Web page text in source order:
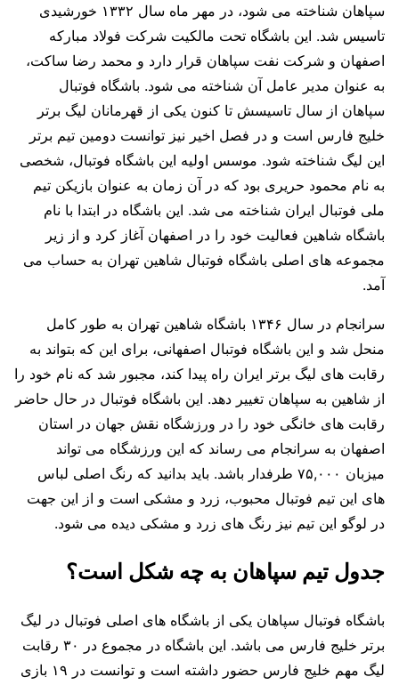
سپاهان شناخته می شود، در مهر ماه سال ۱۳۳۲ خورشیدی
تاسیس شد. این باشگاه تحت مالکیت شرکت فولاد مبارکه
اصفهان و شرکت نفت سپاهان قرار دارد و محمد رضا ساکت،
به عنوان مدیر عامل آن شناخته می شود. باشگاه فوتبال
سپاهان از سال تاسیسش تا کنون یکی از قهرمانان لیگ برتر
خلیج فارس است و در فصل اخیر نیز توانست دومین تیم برتر
این لیگ شناخته شود. موسس اولیه این باشگاه فوتبال، شخصی
به نام محمود حریری بود که در آن زمان به عنوان بازیکن تیم
ملی فوتبال ایران شناخته می شد. این باشگاه در ابتدا با نام
باشگاه شاهین فعالیت خود را در اصفهان آغاز کرد و از زیر
مجموعه های اصلی باشگاه فوتبال شاهین تهران به حساب می
آمد.
سرانجام در سال ۱۳۴۶ باشگاه شاهین تهران به طور کامل
منحل شد و این باشگاه فوتبال اصفهانی، برای این که بتواند به
رقابت های لیگ برتر ایران راه پیدا کند، مجبور شد که نام خود را
از شاهین به سپاهان تغییر دهد. این باشگاه فوتبال در حال حاضر
رقابت های خانگی خود را در ورزشگاه نقش جهان در استان
اصفهان به سرانجام می رساند که این ورزشگاه می تواند
میزبان ۷۵,۰۰۰ طرفدار باشد. باید بدانید که رنگ اصلی لباس
های این تیم فوتبال محبوب، زرد و مشکی است و از این جهت
در لوگو این تیم نیز رنگ های زرد و مشکی دیده می شود.
جدول تیم سپاهان به چه شکل است؟
باشگاه فوتبال سپاهان یکی از باشگاه های اصلی فوتبال در لیگ
برتر خلیج فارس می باشد. این باشگاه در مجموع در ۳۰ رقابت
لیگ مهم خلیج فارس حضور داشته است و توانست در ۱۹ بازی